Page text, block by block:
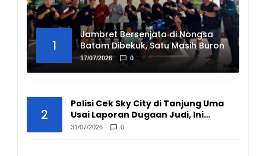
1
Jambret Bersenjata di Nongsa
Batam Dibekuk, Satu Masih Buron
17/07/2026 0
2
Polisi Cek Sky City di Tanjung Uma
Usai Laporan Dugaan Judi, Ini
Hasilnya
31/07/2026 0